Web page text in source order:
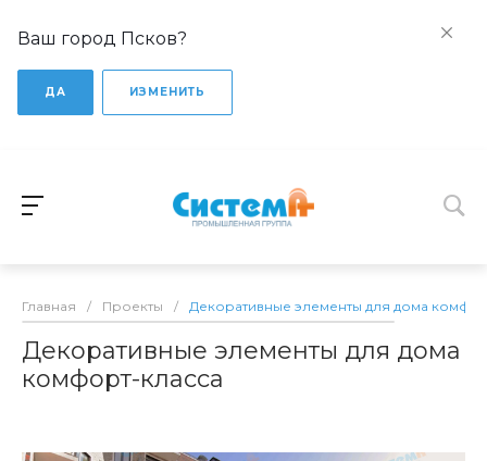
Ваш город Псков?
ДА ИЗМЕНИТЬ
Главная / Проекты / Декоративные элементы для дома
Декоративные элементы для дома
комфорт-класса